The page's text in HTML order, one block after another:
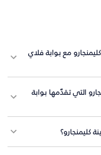
مع بوابة فلاي
التي تقدّمها بوابة
كليمنجارو؟